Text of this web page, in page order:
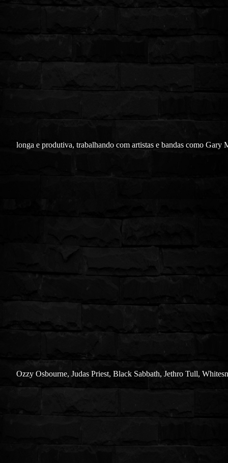
longa e produtiva, trabalhando com artistas e bandas como Gary
Ozzy Osbourne, Judas Priest, Black Sabbath, Jethro Tull,